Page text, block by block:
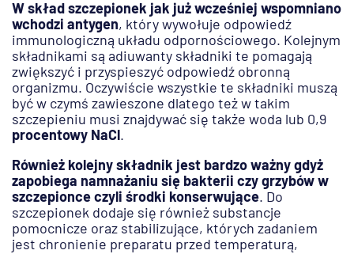
W skład szczepionek jak już wcześniej wspomniano
wchodzi antygen, który wywołuje odpowiedź
immunologiczną układu odpornościowego. Kolejnym
składnikami są adiuwanty składniki te pomagają
zwiększyć i przyspieszyć odpowiedź obronną
organizmu. Oczywiście wszystkie te składniki muszą
być w czymś zawieszone dlatego też w takim
szczepieniu musi znajdywać się także woda lub 0,9
procentowy NaCl.
Również kolejny składnik jest bardzo ważny gdyż
zapobiega namnażaniu się bakterii czy grzybów w
szczepionce czyli środki konserwujące. Do
szczepionek dodaje się również substancje
pomocnicze oraz stabilizujące, których zadaniem
jest chronienie preparatu przed temperaturą,